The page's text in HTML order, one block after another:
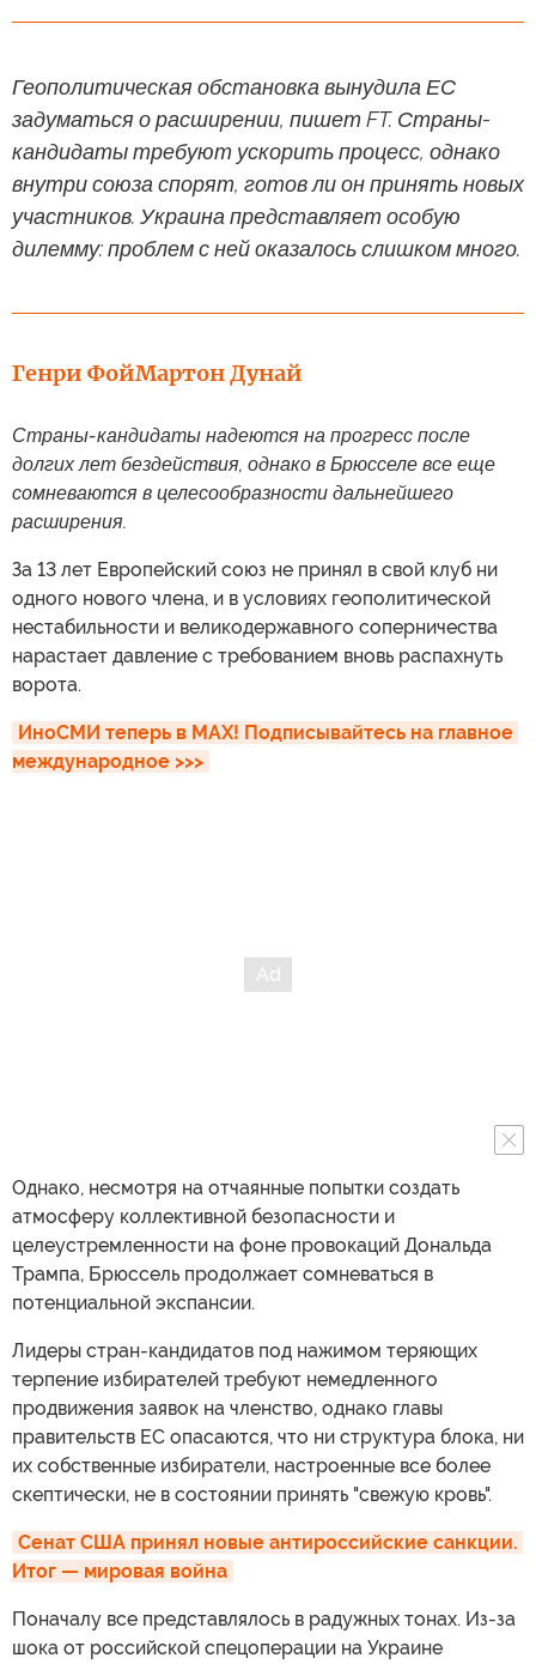
Геополитическая обстановка вынудила ЕС
задуматься о расширении, пишет FT. Страны-
кандидаты требуют ускорить процесс, однако
внутри союза спорят, готов ли он принять новых
участников. Украина представляет особую
дилемму: проблем с ней оказалось слишком много.
Генри ФойМартон Дунай
Страны-кандидаты надеются на прогресс после
долгих лет бездействия, однако в Брюсселе все еще
сомневаются в целесообразности дальнейшего
расширения.
За 13 лет Европейский союз не принял в свой клуб ни
одного нового члена, и в условиях геополитической
нестабильности и великодержавного соперничества
нарастает давление с требованием вновь распахнуть
ворота.
ИноСМИ теперь в MAX! Подписывайтесь на главное
международное >>>
Однако, несмотря на отчаянные попытки создать
атмосферу коллективной безопасности и
целеустремленности на фоне провокаций Дональда
Трампа, Брюссель продолжает сомневаться в
потенциальной экспансии.
Лидеры стран-кандидатов под нажимом теряющих
терпение избирателей требуют немедленного
продвижения заявок на членство, однако главы
правительств ЕС опасаются, что ни структура блока, ни
их собственные избиратели, настроенные все более
скептически, не в состоянии принять "свежую кровь".
Сенат США принял новые антироссийские санкции.
Итог — мировая война
Поначалу все представлялось в радужных тонах. Из-за
шока от российской спецоперации на Украине